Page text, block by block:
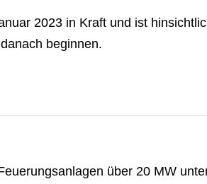
2023 in Kraft und ist
beginnen.
über 20 MW